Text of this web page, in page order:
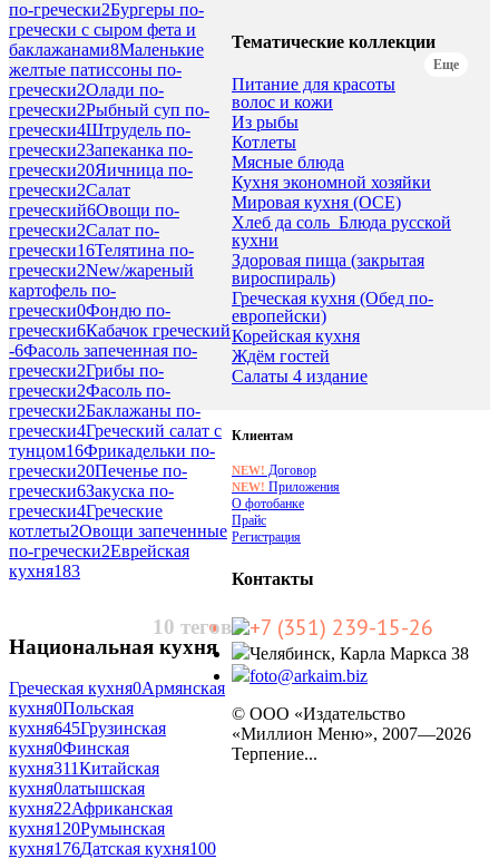
по-гречески2Бургеры по-
гречески с сыром фета и
баклажанами8Маленькие
желтые патиссоны по-
гречески2Олади по-
гречески2Рыбный суп по-
гречески4Штрудель по-
гречески2Запеканка по-
гречески20Яичница по-
гречески2Салат
греческий6Овощи по-
гречески2Салат по-
гречески16Телятина по-
гречески2New/жареный
картофель по-
гречески0Фондю по-
гречески6Кабачок греческий
-6Фасоль запеченная по-
гречески2Грибы по-
гречески2Фасоль по-
гречески2Баклажаны по-
гречески4Греческий салат с
тунцом16Фрикадельки по-
гречески20Печенье по-
гречески6Закуска по-
гречески4Греческие
котлеты2Овощи запеченные
по-гречески2Еврейская
кухня183
10 тегов
Национальная кухня
Греческая кухня0Армянская
кухня0Польская
кухня645Грузинская
кухня0Финская
кухня311Китайская
кухня0латышская
кухня22Африканская
кухня120Румынская
кухня176Датская кухня100
Тематические коллекции
Еще
Питание для красоты
волос и кожи
Из рыбы
Котлеты
Мясные блюда
Кухня экономной хозяйки
Мировая кухня (ОСЕ)
Хлеб да соль_Блюда русской
кухни
Здоровая пища (закрытая
вироспираль)
Греческая кухня (Обед по-
европейски)
Корейская кухня
Ждём гостей
Салаты 4 издание
Клиентам
NEW! Договор
NEW! Приложения
О фотобанке
Прайс
Регистрация
Контакты
+7 (351) 239-15-26
Челябинск, Карла Маркса 38
foto@arkaim.biz
© ООО «Издательство
«Миллион Меню», 2007—2026
Терпение...